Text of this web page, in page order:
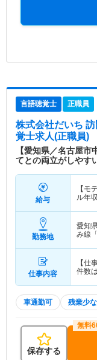
言語聴覚士 正職員
株式会社だいち
覚士求人(正職員)
【愛知県／名古屋
てとの両立がしやす
給与
【モ
ル年収
勤務地
愛知
み線
仕事内容
【仕
件数
車通勤可 残業少
保存する